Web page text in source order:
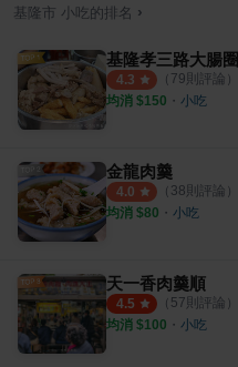
基隆市 小吃 的排名 ›
基隆孝三路大腸圈
4.3 （ 79則評論）
均消 $150 ・ 小吃
金龍肉羹
4.0 （ 38則評論）
均消 $80 ・ 小吃
天一香肉羹順
4.5 （ 57則評論）
均消 $100 ・ 小吃